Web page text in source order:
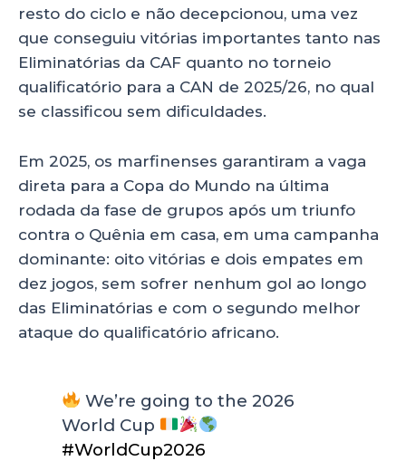
resto do ciclo e não decepcionou, uma vez
que conseguiu vitórias importantes tanto nas
Eliminatórias da CAF quanto no torneio
qualificatório para a CAN de 2025/26, no qual
se classificou sem dificuldades.
Em 2025, os marfinenses garantiram a vaga
direta para a Copa do Mundo na última
rodada da fase de grupos após um triunfo
contra o Quênia em casa, em uma campanha
dominante: oito vitórias e dois empates em
dez jogos, sem sofrer nenhum gol ao longo
das Eliminatórias e com o segundo melhor
ataque do qualificatório africano.
We’re going to the 2026
World Cup
#WorldCup2026